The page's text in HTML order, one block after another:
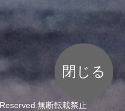
無断転載禁止
閉じる